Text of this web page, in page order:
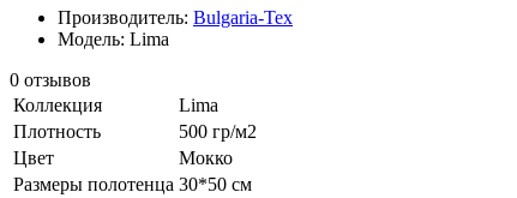
Производитель: Bulgaria-Tex
Модель: Lima
0 отзывов
Коллекция
Lima
Плотность
500 гр/м2
Цвет
Мокко
Размеры полотенца 30*50 см